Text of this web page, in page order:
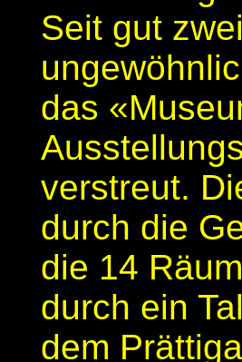
Seit gut
das
verstreut.
durch die
die 14
durch ein
dem